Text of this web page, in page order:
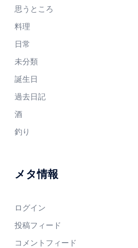
思うところ
料理
日常
未分類
誕生日
過去日記
酒
釣り
メタ情報
ログイン
投稿フィード
コメントフィード